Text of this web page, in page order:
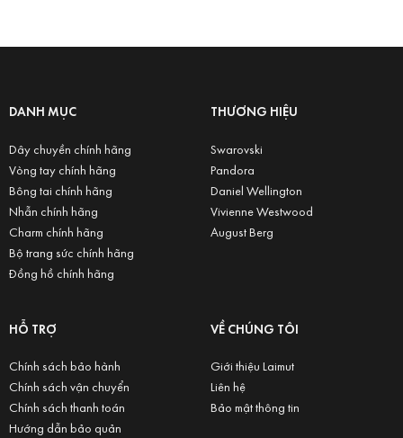
DANH MỤC
Dây chuyền chính hãng
Vòng tay chính hãng
Bông tai chính hãng
Nhẫn chính hãng
Charm chính hãng
Bộ trang sức chính hãng
Đồng hồ chính hãng
THƯƠNG HIỆU
Swarovski
Pandora
Daniel Wellington
Vivienne Westwood
August Berg
HỖ TRỢ
Chính sách bảo hành
Chính sách vận chuyển
Chính sách thanh toán
Hướng dẫn bảo quản
VỀ CHÚNG TÔI
Giới thiệu Laimut
Liên hệ
Bảo mật thông tin